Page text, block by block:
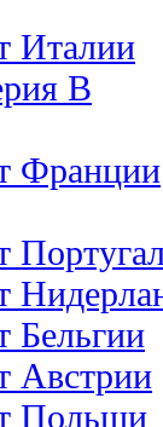
Италии
B
Франции
Бельгии
Австрии
Польши